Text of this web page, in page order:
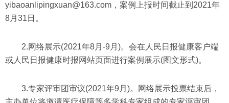
yibaoanlipingxuan@163.com，案例上报时间截止到2021年
8月31日。
2.网络展示(2021年8月-9月)。会在人民日报健康客户端
或人民日报健康时报网站页面进行案例展示(图文形式)。
3.专家评审团审议(2021年9月)。网络展示投票结束后，